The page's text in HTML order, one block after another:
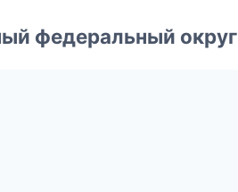
федеральный округ